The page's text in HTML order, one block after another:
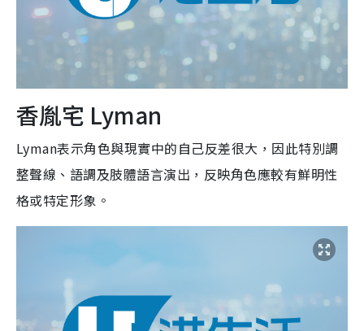
香胤宅 Lyman
Lyman表示角色與現實中的自己反差很大，因此特別調
整聲線、語調及肢體語言演出，反映角色應較有鮮明性
格或特定形象。